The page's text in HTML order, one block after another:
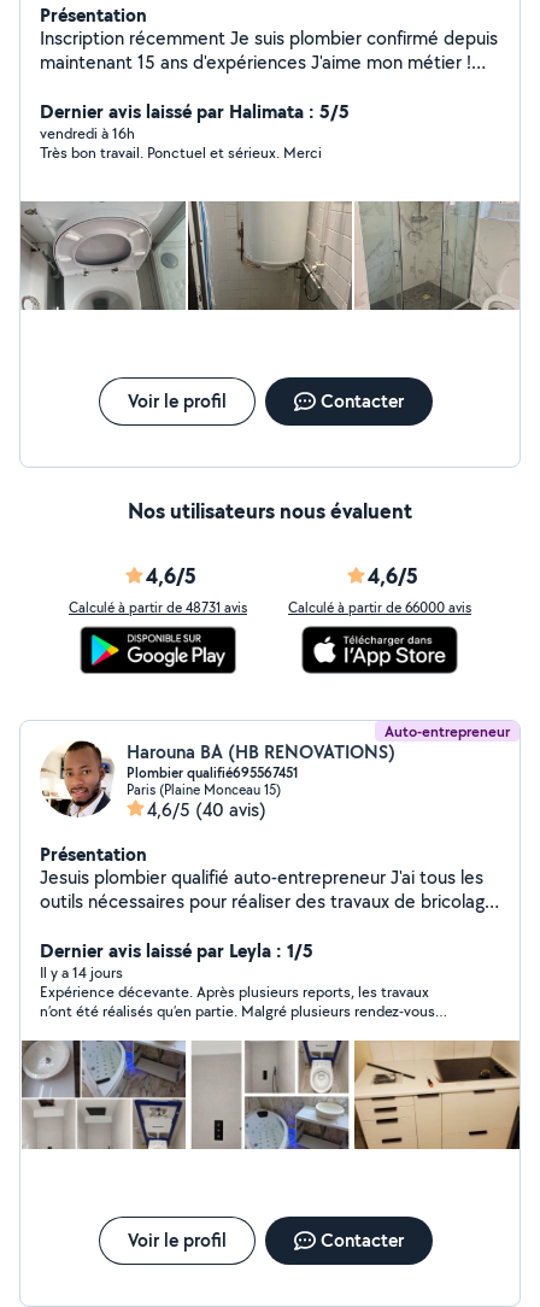
Présentation
Inscription récemment Je suis plombier confirmé depuis
maintenant 15 ans d'expériences J'aime mon métier !
Dernier avis laissé par Halimata : 5/5
vendredi à 16h
Très bon travail. Ponctuel et sérieux. Merci
Voir le profil Contacter
Nos utilisateurs nous évaluent
4,6/5
Calculé à partir de 48731 avis
4,6/5
Calculé à partir de 66000 avis
Auto-entrepreneur
Harouna BA (HB RENOVATIONS)
Plombier qualifié695567451
Paris (Plaine Monceau 15)
4,6/5 (40 avis)
Présentation
Jesuis plombier qualifié auto-entrepreneur J'ai tous les
outils nécessaires pour réaliser des travaux de bricolage
peint et rénovation sdb N'hésitez pas à me solliciter
Dernier avis laissé par Leyla : 1/5
Il y a 14 jours
Expérience décevante. Après plusieurs reports, les travaux
n’ont été réalisés qu’en partie. Malgré plusieurs rendez-vous
différents imprévus, puis a fini par ne plus répondre à mes
messages. J’avais avancé de l’argent pour le matériel et il me
reste encore 40 € que je n’ai jamais récupérés. Dommage, car
le travail réalisé était correct, mais le manque de sérieux, de
fiabilité et de communication ne me permet pas de
recommander cette personne.
Voir le profil Contacter